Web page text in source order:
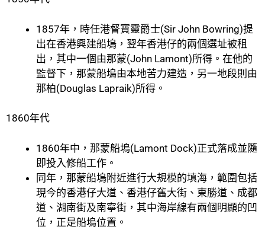
1857年，時任港督寶靈爵士(Sir John Bowring)提
出在香港興建船塢，翌年香港仔的兩個選址被租
出，其中一個由那蒙(John Lamont)所得。在他的
監督下，那蒙船塢由本地苦力建造，另一地段則由
那柏(Douglas Lapraik)所得。
1860年代
1860年中，那蒙船塢(Lamont Dock)正式落成並隨
即投入修船工作。
同年，那蒙船塢附近進行大規模的填海，範圍包括
現今的香港仔大道、香港仔舊大街、東勝道、成都
道、湖南街及南寧街，其中海岸線有兩個明顯的凹
位，正是船塢位置。